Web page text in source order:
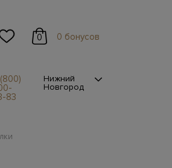
0 0 бонусов
83
Нижний
Новгород